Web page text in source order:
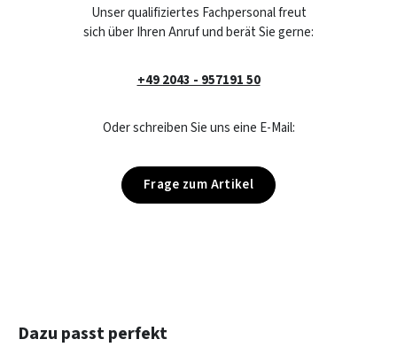
Unser qualifiziertes Fachpersonal freut
sich über Ihren Anruf und berät Sie gerne:
+49 2043 - 957191 50
Oder schreiben Sie uns eine E-Mail:
Frage zum Artikel
Produktgalerie überspringen
Dazu passt perfekt